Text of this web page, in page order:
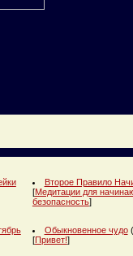
Второе Правило
[Медитации для
безопасность]
Обыкновенное чудо
[Привет!]